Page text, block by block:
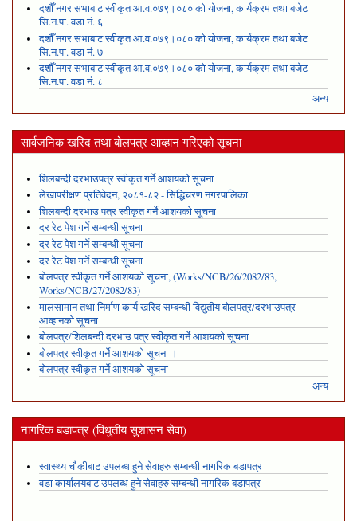
दशौँ नगर सभाबाट स्वीकृत आ.व.०७९।०८० को योजना, कार्यक्रम तथा बजेट
सि.न.पा. वडा नं. ६
दशौँ नगर सभाबाट स्वीकृत आ.व.०७९।०८० को योजना, कार्यक्रम तथा बजेट
सि.न.पा. वडा नं. ७
दशौँ नगर सभाबाट स्वीकृत आ.व.०७९।०८० को योजना, कार्यक्रम तथा बजेट
सि.न.पा. वडा नं. ८
अन्य
सार्वजनिक खरिद तथा बोलपत्र आव्हान गरिएको सूचना
शिलबन्दी दरभाउपत्र स्वीकृत गर्ने आशयको सूचना
लेखापरीक्षण प्रतिवेदन, २०८१-८२ - सिद्धिचरण नगरपालिका
शिलबन्दी दरभाउ पत्र स्वीकृत गर्ने आशयको सूचना
दर रेट पेश गर्ने सम्बन्धी सूचना
दर रेट पेश गर्ने सम्बन्धी सूचना
दर रेट पेश गर्ने सम्बन्धी सूचना
बोलपत्र स्वीकृत गर्ने आशयको सूचना, (Works/NCB/26/2082/83,
Works/NCB/27/2082/83)
मालसामान तथा निर्माण कार्य खरिद सम्बन्धी विद्युतीय बोलपत्र/दरभाउपत्र
आव्हानको सूचना
बोलपत्र/शिलबन्दी दरभाउ पत्र स्वीकृत गर्ने आशयको सूचना
बोलपत्र स्वीकृत गर्ने आशयको सूचना ।
बोलपत्र स्वीकृत गर्ने आशयको सूचना
अन्य
नागरिक बडापत्र (विधुतीय सुशासन सेवा)
स्वास्थ्य चौकीबाट उपलब्ध हुने सेवाहरु सम्बन्धी नागरिक बडापत्र
वडा कार्यालयबाट उपलब्ध हुने सेवाहरु सम्बन्धी नागरिक बडापत्र